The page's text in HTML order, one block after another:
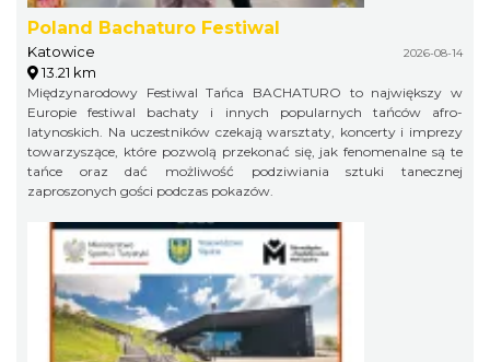
Poland Bachaturo Festiwal
Katowice 2026-08-14
13.21 km
Międzynarodowy Festiwal Tańca BACHATURO to największy w
Europie festiwal bachaty i innych popularnych tańców afro-
latynoskich. Na uczestników czekają warsztaty, koncerty i imprezy
towarzyszące, które pozwolą przekonać się, jak fenomenalne są te
tańce oraz dać możliwość podziwiania sztuki tanecznej
zaproszonych gości podczas pokazów.